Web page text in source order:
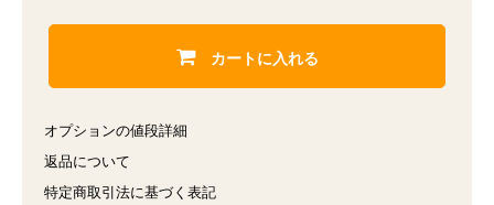
カートに入れる
オプションの値段詳細
返品について
特定商取引法に基づく表記